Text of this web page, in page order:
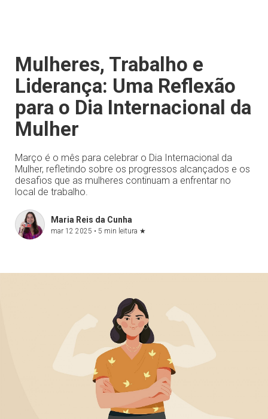
Mulheres, Trabalho e
Liderança: Uma Reflexão
para o Dia Internacional da
Mulher
Março é o mês para celebrar o Dia Internacional da
Mulher, refletindo sobre os progressos alcançados e os
desafios que as mulheres continuam a enfrentar no
local de trabalho.
Maria Reis da Cunha
mar 12 2025 • 5 min leitura ★